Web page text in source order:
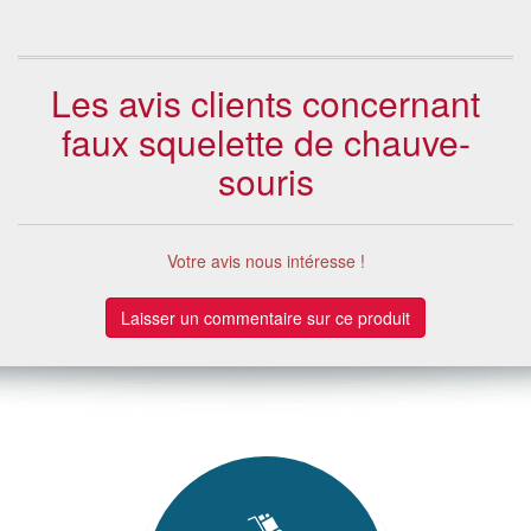
Les avis clients concernant
faux squelette de chauve-
souris
Votre avis nous intéresse !
Laisser un commentaire sur ce produit